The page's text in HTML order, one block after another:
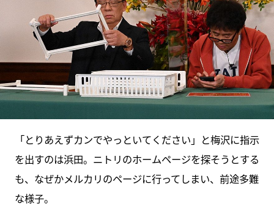
「とりあえずカンでやっといてください」と梅沢に指示
を出すのは浜田。ニトリのホームページを探そうとする
も、なぜかメルカリのページに行ってしまい、前途多難
な様子。